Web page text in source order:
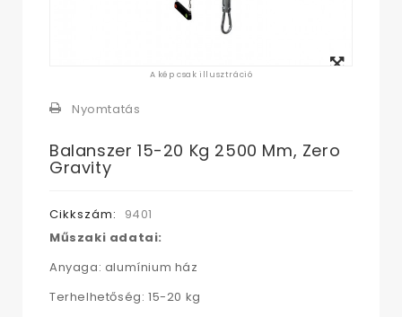
A kép csak illusztráció
Nyomtatás
Balanszer 15-20 Kg 2500 Mm, Zero
Gravity
Cikkszám:
9401
Műszaki adatai:
Anyaga: alumínium ház
Terhelhetőség: 15-20 kg